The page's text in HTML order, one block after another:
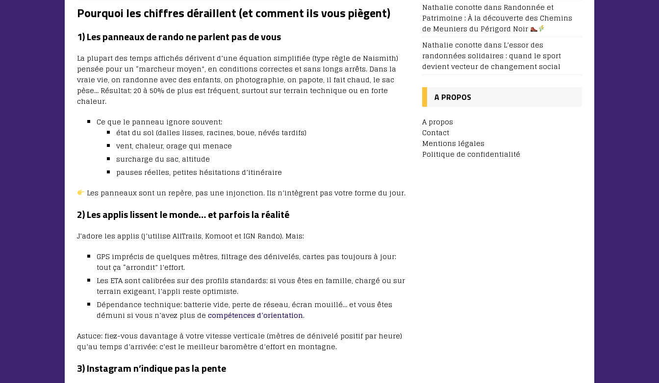
Pourquoi les chiffres déraillent (et comment ils vous piègent)
1) Les panneaux de rando ne parlent pas de vous
La plupart des temps affichés dérivent d’une équation simplifiée (type règle de Naismith)
pensée pour un “marcheur moyen”, en conditions correctes et sans longs arrêts. Dans la
vraie vie, on randonne avec des enfants, on photographie, on papote, il fait chaud, le sac
pèse… Résultat: 20 à 50% de plus est fréquent, surtout sur terrain technique ou en forte
chaleur.
Ce que le panneau ignore souvent:
état du sol (dalles lisses, racines, boue, névés tardifs)
vent, chaleur, orage qui menace
surcharge du sac, altitude
pauses réelles, petites hésitations d’itinéraire
Les panneaux sont un repère, pas une injonction. Ils n’intègrent pas votre forme du jour.
2) Les applis lissent le monde… et parfois la réalité
J’adore les applis (j’utilise AllTrails, Komoot et IGN Rando). Mais:
GPS imprécis de quelques mètres, filtrage des dénivelés, cartes pas toujours à jour:
tout ça “arrondit” l’effort.
Les ETA sont calibrées sur des profils standards; si vous êtes en famille, chargé ou sur
terrain exigeant, l’appli reste optimiste.
Dépendance technique: batterie vide, perte de réseau, écran mouillé… et vous êtes
démuni si vous n’avez plus de compétences d’orientation.
Astuce: fiez-vous davantage à votre vitesse verticale (mètres de dénivelé positif par heure)
qu’au temps d’arrivée: c’est le meilleur baromètre d’effort en montagne.
3) Instagram n’indique pas la pente
Nathalie conotte dans Randonnée et
Patrimoine : À la découverte des Chemins
de Meuniers du Périgord Noir
Nathalie conotte dans L’essor des
randonnées solidaires : quand le sport
devient vecteur de changement social
A PROPOS
A propos
Contact
Mentions légales
Politique de confidentialité